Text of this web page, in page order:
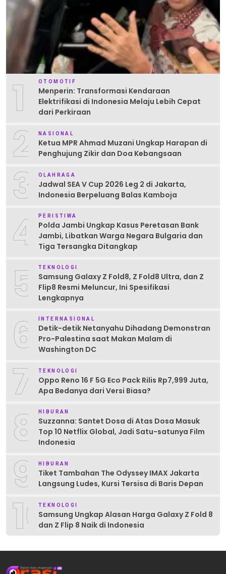
1 OTOMOTIF
Menperin: Transformasi Kendaraan
Elektrifikasi di Indonesia Melaju Lebih Cepat
dari Perkiraan
2 NASIONAL
Ketua MPR Ahmad Muzani Ungkap Harapan di
Penghujung Zikir dan Doa Kebangsaan
3 OLAHRAGA
Jadwal SEA V Cup 2026 Leg 2 di Jakarta,
Indonesia Berpeluang Balas Kamboja
4 PERISTIWA
Polda Jambi Ungkap Kasus Peretasan Bank
Jambi, Libatkan Warga Negara Bulgaria dan
Tiga Tersangka Ditangkap
5 TEKNOLOGI
Samsung Galaxy Z Fold8, Z Fold8 Ultra, dan Z
Flip8 Resmi Meluncur, Ini Spesifikasi
Lengkapnya
6 INTERNASIONAL
Detik-detik Netanyahu Dihadang Demonstran
Pro-Palestina saat Makan Malam di
Washington DC
7 TEKNOLOGI
Oppo Reno 16 F 5G Eco Pack Rilis Rp7,999 Juta,
Apa Bedanya dari Versi Biasa?
8 HIBURAN
Suzzanna: Santet Dosa di Atas Dosa Masuk
Top 10 Netflix Global, Jadi Satu-satunya Film
Indonesia
9 HIBURAN
Tiket Tambahan The Odyssey IMAX Jakarta
Langsung Ludes, Kursi Tersisa di Baris Depan
10TEKNOLOGI
Samsung Ungkap Alasan Harga Galaxy Z Fold 8
dan Z Flip 8 Naik di Indonesia